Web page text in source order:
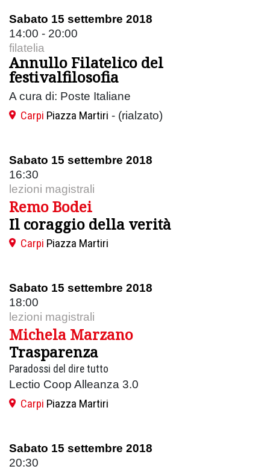
Sabato 15 settembre 2018
14:00 - 20:00
filatelia
Annullo Filatelico del
festivalfilosofia
A cura di: Poste Italiane
Carpi Piazza Martiri - (rialzato)
Sabato 15 settembre 2018
16:30
lezioni magistrali
Remo Bodei
Il coraggio della verità
Carpi Piazza Martiri
Sabato 15 settembre 2018
18:00
lezioni magistrali
Michela Marzano
Trasparenza
Paradossi del dire tutto
Lectio Coop Alleanza 3.0
Carpi Piazza Martiri
Sabato 15 settembre 2018
20:30